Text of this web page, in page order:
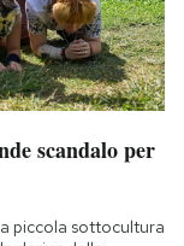
scandalo per
piccola sottocultura